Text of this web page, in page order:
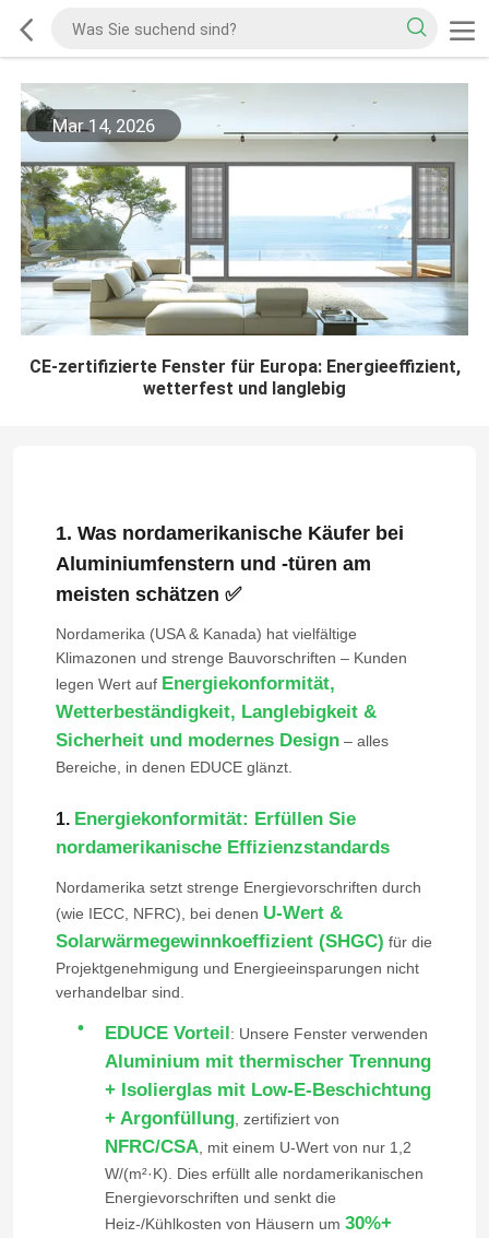
Mar 14, 2026
CE-zertifizierte Fenster für Europa: Energieeffizient,
wetterfest und langlebig
1. Was nordamerikanische Käufer bei
Aluminiumfenstern und -türen am
meisten schätzen ✅
Nordamerika (USA & Kanada) hat vielfältige
Klimazonen und strenge Bauvorschriften – Kunden
legen Wert auf Energiekonformität,
Wetterbeständigkeit, Langlebigkeit &
Sicherheit und modernes Design– alles
Bereiche, in denen EDUCE glänzt.
1. Energiekonformität: Erfüllen Sie
nordamerikanische Effizienzstandards
Nordamerika setzt strenge Energievorschriften durch
(wie IECC, NFRC), bei denen U-Wert &
Solarwärmegewinnkoeffizient (SHGC) für die
Projektgenehmigung und Energieeinsparungen nicht
verhandelbar sind.
EDUCE Vorteil : Unsere Fenster verwenden
Aluminium mit thermischer Trennung
+ Isolierglas mit Low-E-Beschichtung
+ Argonfüllung, zertifiziert von
NFRC/CSA, mit einem U-Wert von nur 1,2
W/(m²·K). Dies erfüllt alle nordamerikanischen
Energievorschriften und senkt die
Heiz-/Kühlkosten von Häusern um30%+